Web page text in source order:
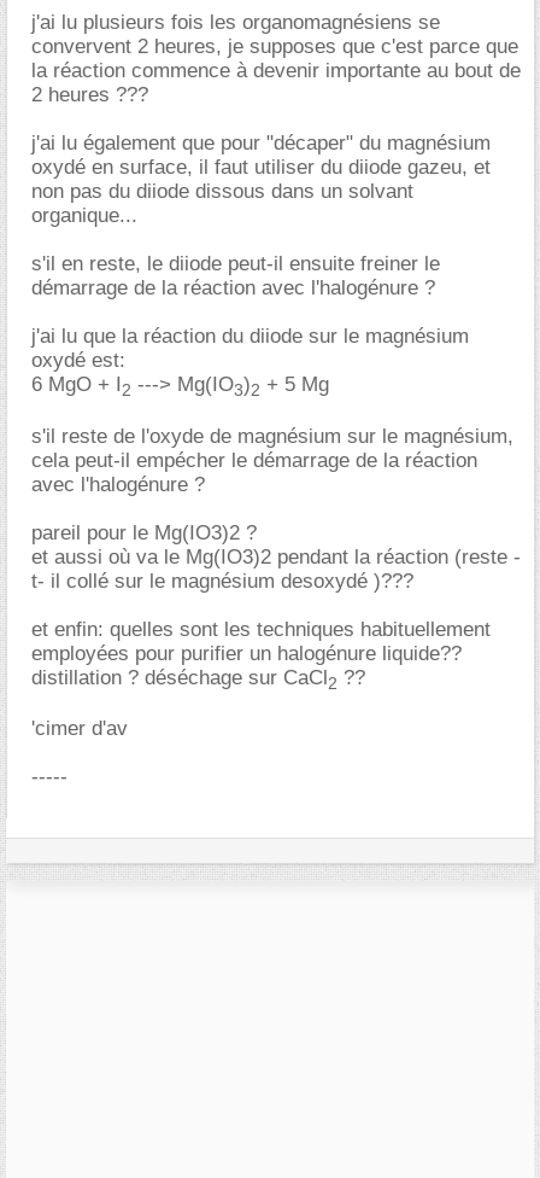
j'ai lu plusieurs fois les organomagnésiens se
convervent 2 heures, je supposes que c'est parce que
la réaction commence à devenir importante au bout de
2 heures ???
j'ai lu également que pour "décaper" du magnésium
oxydé en surface, il faut utiliser du diiode gazeu, et
non pas du diiode dissous dans un solvant
organique...
s'il en reste, le diiode peut-il ensuite freiner le
démarrage de la réaction avec l'halogénure ?
j'ai lu que la réaction du diiode sur le magnésium
oxydé est:
6 MgO + I 2 ---> Mg(IO3)2 + 5 Mg
s'il reste de l'oxyde de magnésium sur le magnésium,
cela peut-il empécher le démarrage de la réaction
avec l'halogénure ?
pareil pour le Mg(IO3)2 ?
et aussi où va le Mg(IO3)2 pendant la réaction (reste -
t- il collé sur le magnésium desoxydé )???
et enfin: quelles sont les techniques habituellement
employées pour purifier un halogénure liquide??
distillation ? déséchage sur CaCl2 ??
'cimer d'av
-----